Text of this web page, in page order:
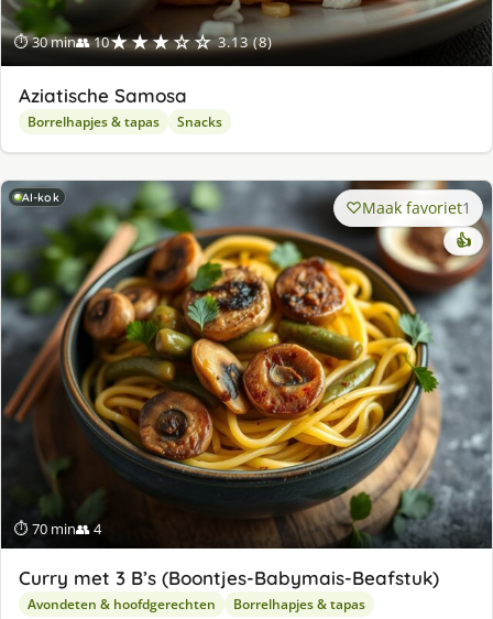
⏱ 30 min👥 10★★★☆☆ 3.13 (8)
Aziatische Samosa
Borrelhapjes & tapas Snacks
AI-kok
⏱ 70 min👥 4
Maak favoriet1
👍
Curry met 3 B’s (Boontjes-Babymais-Beafstuk)
Avondeten & hoofdgerechten Borrelhapjes & tapas